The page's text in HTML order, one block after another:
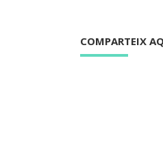
COMPARTEIX